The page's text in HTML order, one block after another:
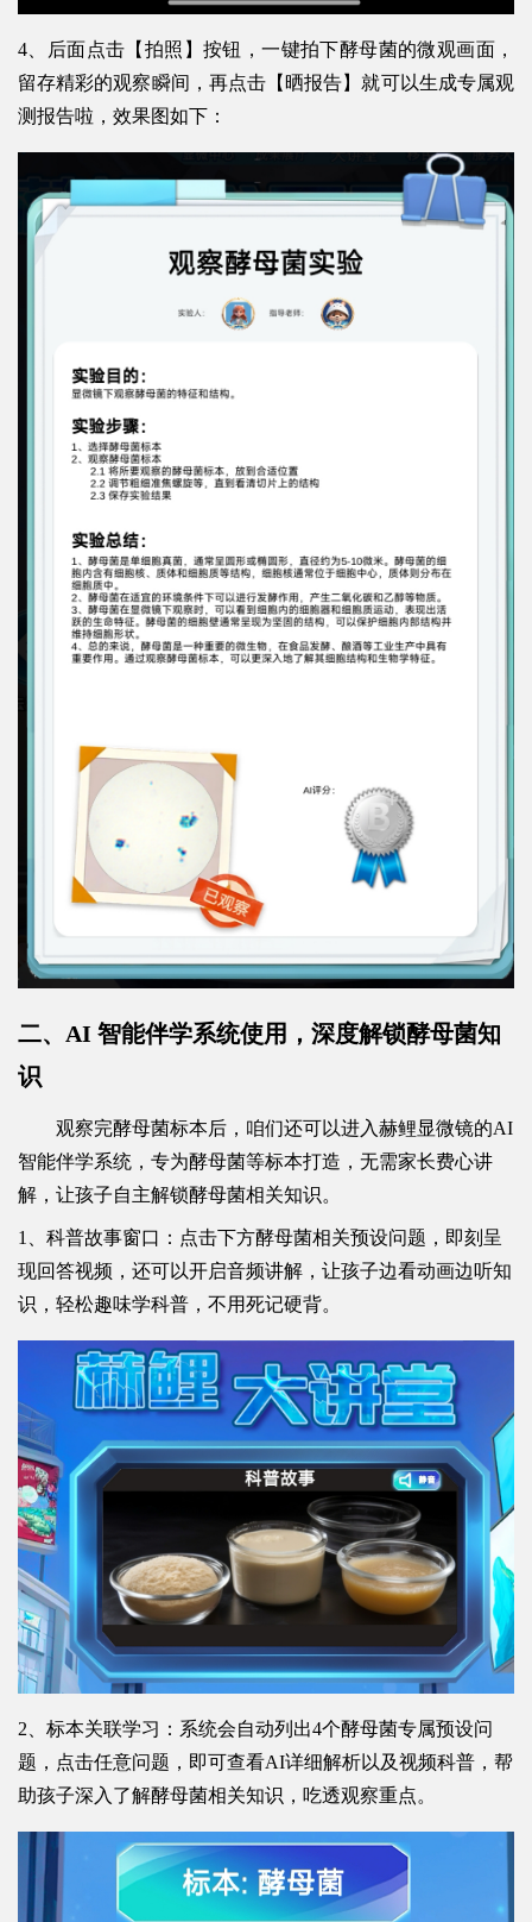
4、后面点击【拍照】按钮，一键拍下酵母菌的微观画面，
留存精彩的观察瞬间，再点击【晒报告】就可以生成专属观
测报告啦，效果图如下：
二、AI 智能伴学系统使用，深度解锁酵母菌知
识
观察完酵母菌标本后，咱们还可以进入赫鲤显微镜的AI
智能伴学系统，专为酵母菌等标本打造，无需家长费心讲
解，让孩子自主解锁酵母菌相关知识。
1、科普故事窗口：点击下方酵母菌相关预设问题，即刻呈
现回答视频，还可以开启音频讲解，让孩子边看动画边听知
识，轻松趣味学科普，不用死记硬背。
2、标本关联学习：系统会自动列出4个酵母菌专属预设问
题，点击任意问题，即可查看AI详细解析以及视频科普，帮
助孩子深入了解酵母菌相关知识，吃透观察重点。